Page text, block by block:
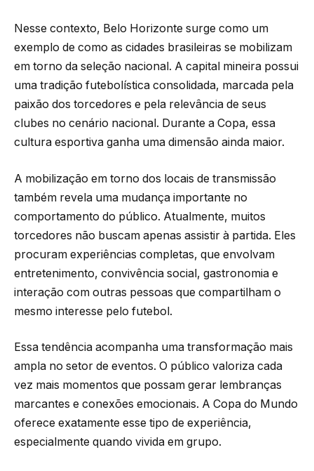
Nesse contexto, Belo Horizonte surge como um
exemplo de como as cidades brasileiras se mobilizam
em torno da seleção nacional. A capital mineira possui
uma tradição futebolística consolidada, marcada pela
paixão dos torcedores e pela relevância de seus
clubes no cenário nacional. Durante a Copa, essa
cultura esportiva ganha uma dimensão ainda maior.
A mobilização em torno dos locais de transmissão
também revela uma mudança importante no
comportamento do público. Atualmente, muitos
torcedores não buscam apenas assistir à partida. Eles
procuram experiências completas, que envolvam
entretenimento, convivência social, gastronomia e
interação com outras pessoas que compartilham o
mesmo interesse pelo futebol.
Essa tendência acompanha uma transformação mais
ampla no setor de eventos. O público valoriza cada
vez mais momentos que possam gerar lembranças
marcantes e conexões emocionais. A Copa do Mundo
oferece exatamente esse tipo de experiência,
especialmente quando vivida em grupo.